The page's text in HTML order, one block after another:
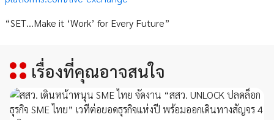
“SET…Make it ‘Work’ for Every Future”
เรื่องที่คุณอาจสนใจ